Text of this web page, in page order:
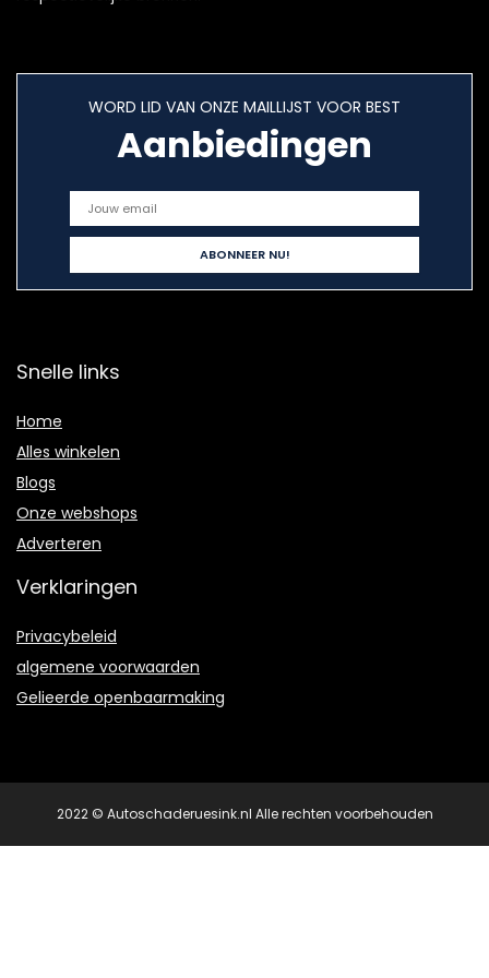
WORD LID VAN ONZE MAILLIJST VOOR BEST
Aanbiedingen
Snelle links
Home
Alles winkelen
Blogs
Onze webshops
Adverteren
Verklaringen
Privacybeleid
algemene voorwaarden
Gelieerde openbaarmaking
2022 © Autoschaderuesink.nl Alle rechten voorbehouden